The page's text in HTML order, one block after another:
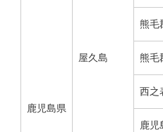
鹿児島県
屋久島
熊毛
熊毛
西之
鹿児